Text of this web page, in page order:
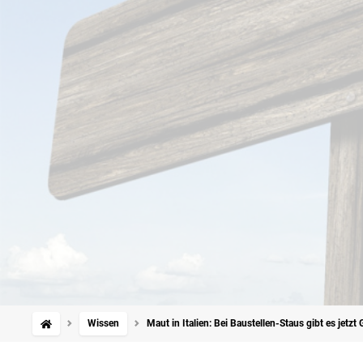
Wissen Maut in Italien: Bei Baustellen-Staus gibt es jetzt